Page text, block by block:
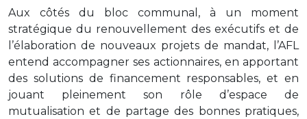
Aux côtés du bloc communal, à un moment
stratégique du renouvellement des exécutifs et de
l’élaboration de nouveaux projets de mandat, l’AFL
entend accompagner ses actionnaires, en apportant
des solutions de financement responsables, et en
jouant pleinement son rôle d’espace de
mutualisation et de partage des bonnes pratiques,